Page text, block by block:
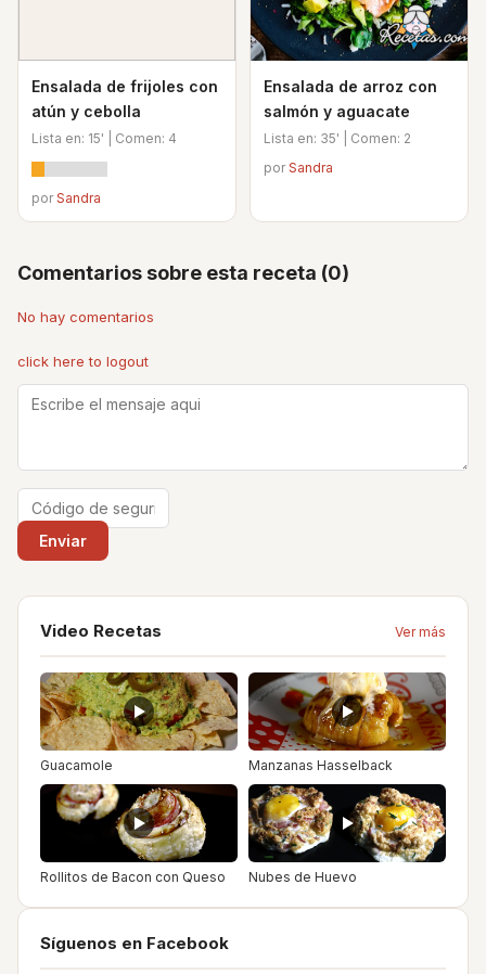
Ensalada de frijoles con
atún y cebolla
Lista en: 15' | Comen: 4
porSandra
Ensalada de arroz con
salmón y aguacate
Lista en: 35' | Comen: 2
porSandra
Comentarios sobre esta receta (0)
No hay comentarios
click here to logout
Video Recetas Ver más
Guacamole Manzanas Hasselback
Rollitos de Bacon con Queso Nubes de Huevo
Síguenos en Facebook